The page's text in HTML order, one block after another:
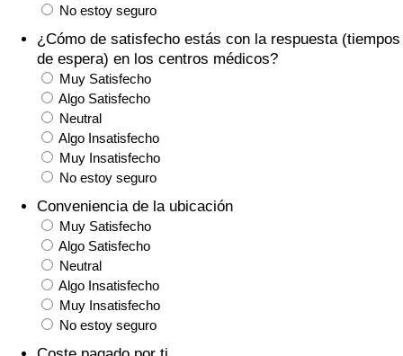
No estoy seguro
¿Cómo de satisfecho estás con la respuesta (tiempos
de espera) en los centros médicos?
Muy Satisfecho
Algo Satisfecho
Neutral
Algo Insatisfecho
Muy Insatisfecho
No estoy seguro
Conveniencia de la ubicación
Muy Satisfecho
Algo Satisfecho
Neutral
Algo Insatisfecho
Muy Insatisfecho
No estoy seguro